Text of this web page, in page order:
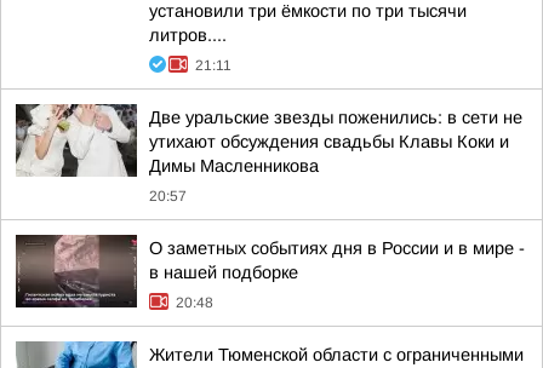
установили три ёмкости по три тысячи
литров....
21:11
Две уральские звезды поженились: в сети не
утихают обсуждения свадьбы Клавы Коки и
Димы Масленникова
20:57
О заметных событиях дня в России и в мире -
в нашей подборке
20:48
Жители Тюменской области с ограниченными